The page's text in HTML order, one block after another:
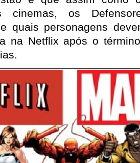
cinemas, os
quais personagens
na Netflix após o